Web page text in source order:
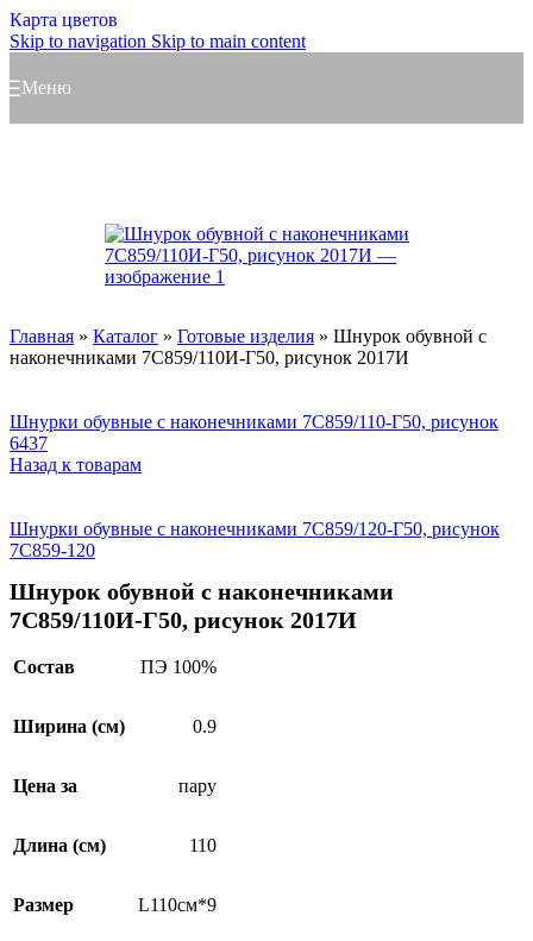
Карта цветов
Skip to navigation Skip to main content
Меню
Главная » Каталог » Готовые изделия » Шнурок обувной с
наконечниками 7С859/110И-Г50, рисунок 2017И
Шнурки обувные с наконечниками 7С859/110-Г50, рисунок
6437
Назад к товарам
Шнурки обувные с наконечниками 7С859/120-Г50, рисунок
7С859-120
Шнурок обувной с наконечниками
7С859/110И-Г50, рисунок 2017И
Состав ПЭ 100%
Ширина (см) 0.9
Цена за пару
Длина (см) 110
Размер L110см*9